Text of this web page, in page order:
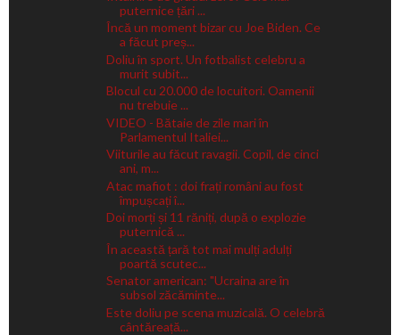
puternice țări ...
Încă un moment bizar cu Joe Biden. Ce
a făcut preș...
Doliu în sport. Un fotbalist celebru a
murit subit...
Blocul cu 20.000 de locuitori. Oamenii
nu trebuie ...
VIDEO - Bătaie de zile mari în
Parlamentul Italiei...
Viiturile au făcut ravagii. Copil, de cinci
ani, m...
Atac mafiot : doi frați români au fost
împușcați î...
Doi morți și 11 răniți, după o explozie
puternică ...
În această țară tot mai mulți adulți
poartă scutec...
Senator american: "Ucraina are în
subsol zăcăminte...
Este doliu pe scena muzicală. O celebră
cântăreață...